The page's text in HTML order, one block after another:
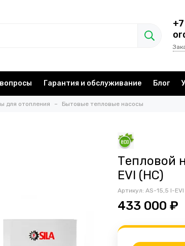
Гарантия и обслуживание Блог
для отопления Бытовые тепловые насосы
Тепловой
EVI (HC)
Артикул: AS-15,5 I-EVI
433 000 ₽